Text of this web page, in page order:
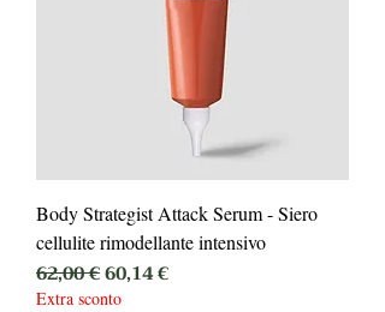
Body Strategist Attack Serum - Siero
cellulite rimodellante intensivo
Prezzo regolare
62,00 €Prezzo scontato
60,14 €
Extra sconto